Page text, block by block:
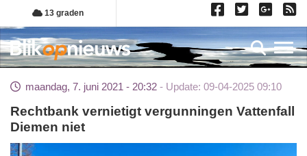
Overslaan
en
naar
de
gaan
13 graden
maandag, 7. juni 2021 - 20:32 Update: 09-04-2025 09:10
Rechtbank vernietigt vergunningen Vattenfall
Diemen niet